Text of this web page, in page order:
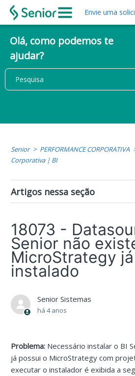
Envie uma
Olá, como podemos te
ajudar?
Senior PERFORMANCE CORPORATIVA
Corporativa | BI
Artigos nessa seção
18073 -
Senior não
MicroStrategy
instalado
Senior Sistemas
há 4 anos
Problema: Necessário instalar o BI
já possui o MicroStrategy com
executar o instalador é exibida a